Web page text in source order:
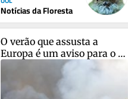
Notícias da Floresta
O verão que assusta a
Europa é um aviso para o
planeta